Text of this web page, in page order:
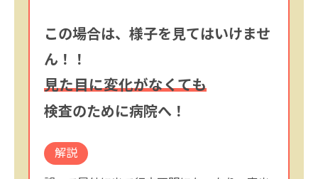
この場合は、様子を見てはいけませ
ん！！
見た目に変化がなくても
検査のために病院へ！
解説